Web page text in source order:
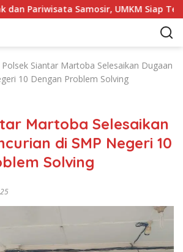
Samosir, UMKM Siap Tembus
Polsek Siantar Martoba Selesaikan Dugaan
10 Dengan Problem Solving
Martoba Selesaikan
di SMP Negeri 10
Solving